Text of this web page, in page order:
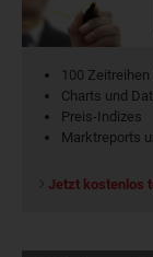
100
Charts und
Preis-Indizes
Marktreports
Jetzt kostenlos